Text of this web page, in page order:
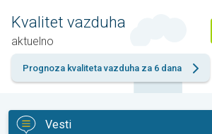
Kvalitet vazduha
aktuelno
Prognoza kvaliteta vazduha za 6 dana
Vesti